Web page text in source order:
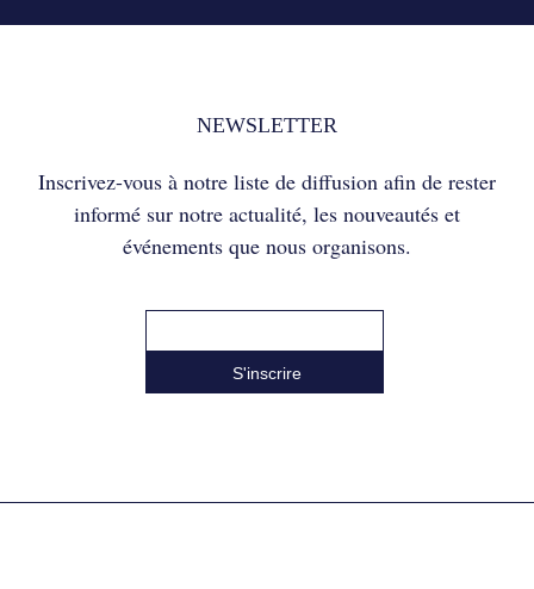
NEWSLETTER
Inscrivez-vous à notre liste de diffusion afin de rester
informé sur notre actualité, les nouveautés et
événements que nous organisons.